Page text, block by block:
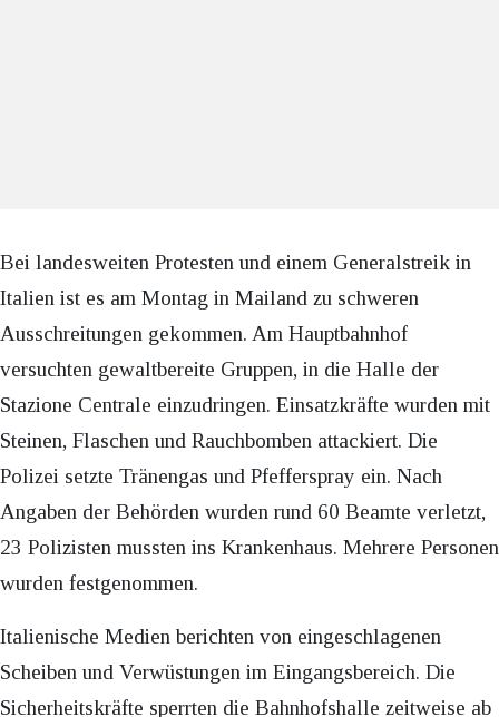
Bei landesweiten Protesten und einem Generalstreik in
Italien ist es am Montag in Mailand zu schweren
Ausschreitungen gekommen. Am Hauptbahnhof
versuchten gewaltbereite Gruppen, in die Halle der
Stazione Centrale einzudringen. Einsatzkräfte wurden mit
Steinen, Flaschen und Rauchbomben attackiert. Die
Polizei setzte Tränengas und Pfefferspray ein. Nach
Angaben der Behörden wurden rund 60 Beamte verletzt,
23 Polizisten mussten ins Krankenhaus. Mehrere Personen
wurden festgenommen.
Italienische Medien berichten von eingeschlagenen
Scheiben und Verwüstungen im Eingangsbereich. Die
Sicherheitskräfte sperrten die Bahnhofshalle zeitweise ab